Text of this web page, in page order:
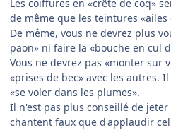
Les coiffures en «crête de coq»
de même que les teintures «ailes
De même, vous ne devrez plus
paon» ni faire la «bouche en cul
Vous ne devrez pas «monter sur
«prises de bec» avec les autres.
«se voler dans les plumes».
Il n'est pas plus conseillé de
chantent faux que d'applaudir